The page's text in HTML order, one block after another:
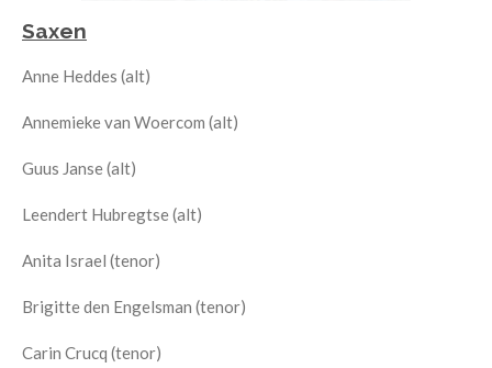
Saxen
Anne Heddes (alt)
Annemieke van Woercom (alt)
Guus Janse (alt)
Leendert Hubregtse (alt)
Anita Israel (tenor)
Brigitte den Engelsman (tenor)
Carin Crucq (tenor)